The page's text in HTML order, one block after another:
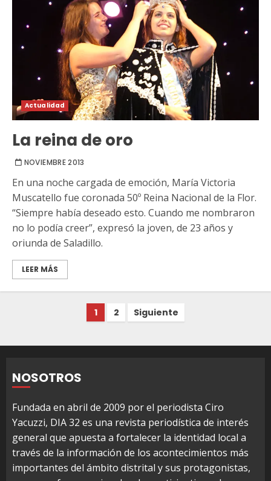
Actualidad
La reina de oro
NOVIEMBRE 2013
En una noche cargada de emoción, María Victoria
Muscatello fue coronada 50º Reina Nacional de la Flor.
“Siempre había deseado esto. Cuando me nombraron
no lo podía creer”, expresó la joven, de 23 años y
oriunda de Saladillo.
LEER MÁS
entradas
1 2 Siguiente
NOSOTROS
Fundada en abril de 2009 por el periodista Ciro
Yacuzzi, DIA 32 es una revista periodística de interés
general que apuesta a fortalecer la identidad local a
través de la información de los acontecimientos más
importantes del ámbito distrital y sus protagonistas,